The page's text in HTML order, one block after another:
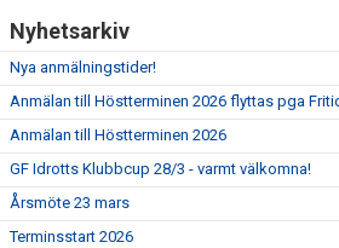
Nyhetsarkiv
Nya anmälningstider!
Anmälan till Höstterminen 2026 flyttas pga
Anmälan till Höstterminen 2026
GF Idrotts Klubbcup 28/3 - varmt välkomna!
Årsmöte 23 mars
Terminsstart 2026